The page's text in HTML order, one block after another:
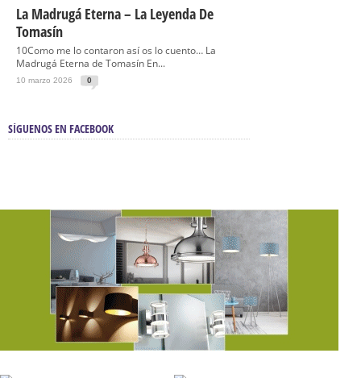
La Madrugá Eterna – La Leyenda De
Tomasín
10Como me lo contaron así os lo cuento… La
Madrugá Eterna de Tomasín En...
10 marzo 2026 0
SÍGUENOS EN FACEBOOK